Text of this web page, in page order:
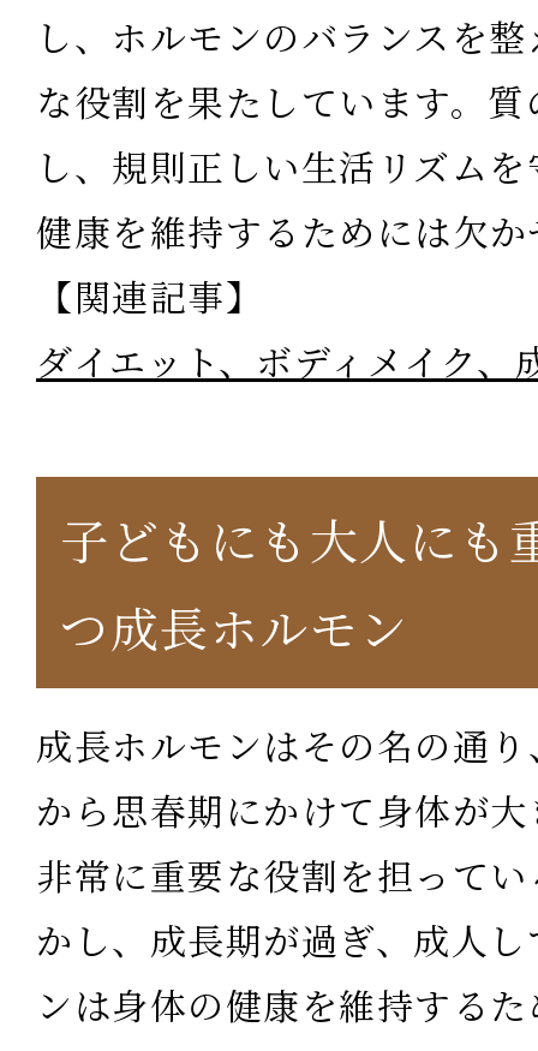
し、ホルモンのバランスを
な役割を果たしています。
し、規則正しい生活リズム
健康を維持するためには欠
【関連記事】
ダイエット、ボディメイク、
子どもにも大人にも
つ成長ホルモン
成長ホルモンはその名の通
から思春期にかけて身体が
非常に重要な役割を担って
かし、成長期が過ぎ、成人
ンは身体の健康を維持する